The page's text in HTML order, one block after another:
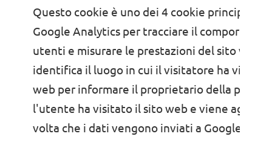
Questo cookie è uno dei 4 cookie principali
Google Analytics per tracciare il
utenti e misurare le prestazioni del sito web.
identifica il luogo in cui il visitatore ha
web per informare il proprietario della
l'utente ha visitato il sito web e viene
volta che i dati vengono inviati a Google